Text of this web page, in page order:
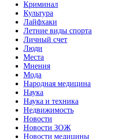
Криминал
Культура
Лайфхаки
Летние виды спорта
Личный счет
Люди
Места
Мнения
Мода
Народная медицина
Наука
Наука и техника
Недвижимость
Новости
Новости ЗОЖ
Новости медицины